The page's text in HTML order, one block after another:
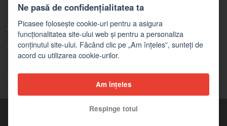
Reclamaţii
CONTACTE
Contacte
Formular de contact
Angro
Copyright © 2026 Picasee
Ne pasă de confidențialitatea ta
Picasee folosește cookie-uri pentru a asigura
funcționalitatea site-ului web și pentru a personaliza
conținutul site-ului. Făcând clic pe „Am înțeles”, sunteți de
acord cu utilizarea cookie-urilor.
Am înțeles
Respinge totul